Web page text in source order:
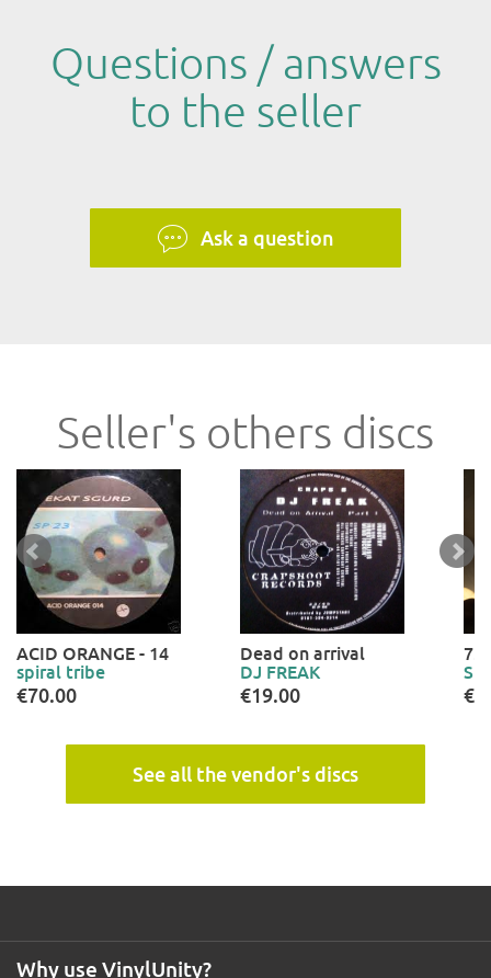
Questions / answers
to the seller
Ask a question
Seller's others discs
ACID ORANGE - 14
spiral tribe
€70.00
Dead on arrival
DJ FREAK
€19.00
See all the vendor's discs
Why use VinylUnity?